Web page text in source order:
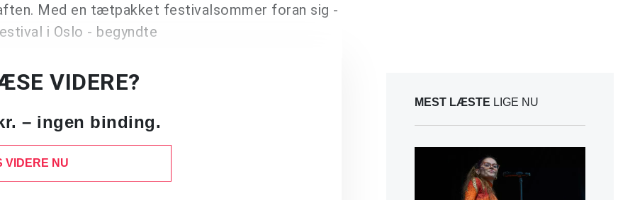
Med en tætpakket festivalsommer foran sig -
i Oslo - begyndte
VIDERE?
– ingen binding.
NU
MEST LÆSTE LIGE NU